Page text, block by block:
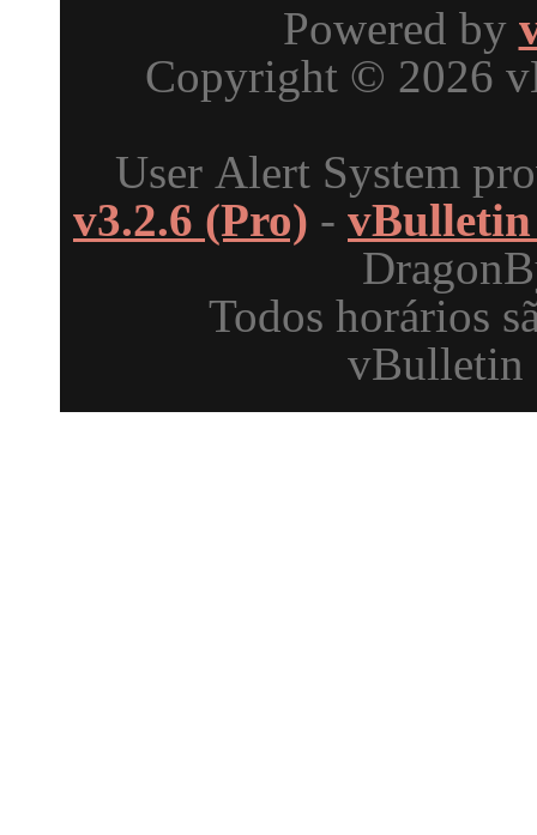
Powered by
Copyright © 2026
User Alert System
v3.2.6 (Pro) -